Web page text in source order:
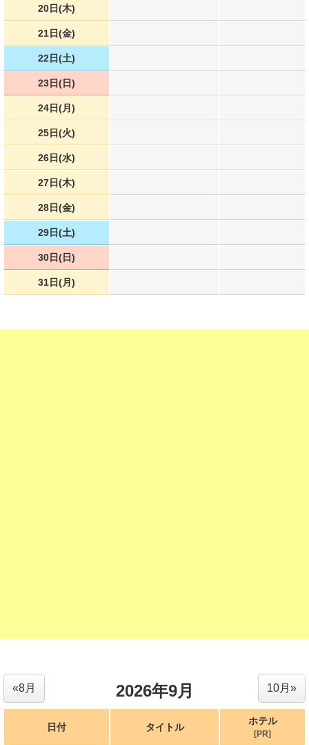
20日(木)
21日(金)
22日(土)
23日(日)
24日(月)
25日(火)
26日(水)
27日(木)
28日(金)
29日(土)
30日(日)
31日(月)
2026年9月 10月»
«8月
日付 タイトル
ホテル
[PR]